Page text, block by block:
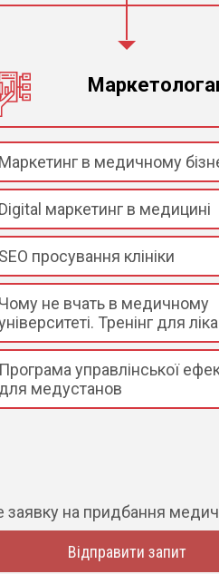
Маркетинг в медичному
Digital маркетинг в медицині
SEO просування клініки
Чому не вчать в медичному
Тренінг для
Програма управлінської
для медустанов
заявку на придбання
Відправити запит